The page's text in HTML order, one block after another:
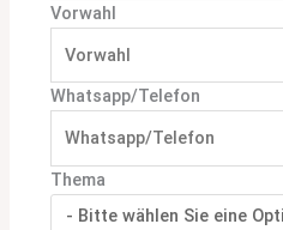
Vorwahl
Whatsapp/Telefon
Thema